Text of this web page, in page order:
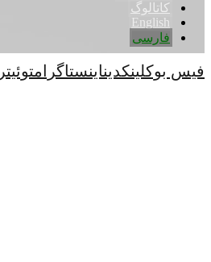
کاتالوگ
English
فارسی
فیس بوکلینکدیناینستاگرامتوئیتر